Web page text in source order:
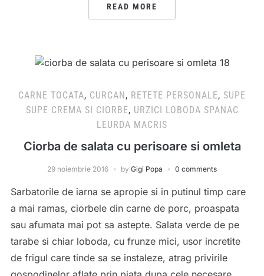
READ MORE
CARNE TOCATA, CURCAN, RETETE PERSONALE, SUPE
SUPE CREMA SI CIORBE, URZICI LOBODA SPANAC
LEURDA MACRIS
Ciorba de salata cu perisoare si omleta
29 noiembrie 2016 by Gigi Popa 0 comments
Sarbatorile de iarna se apropie si in putinul timp care
a mai ramas, ciorbele din carne de porc, proaspata
sau afumata mai pot sa astepte. Salata verde de pe
tarabe si chiar loboda, cu frunze mici, usor incretite
de frigul care tinde sa se instaleze, atrag privirile